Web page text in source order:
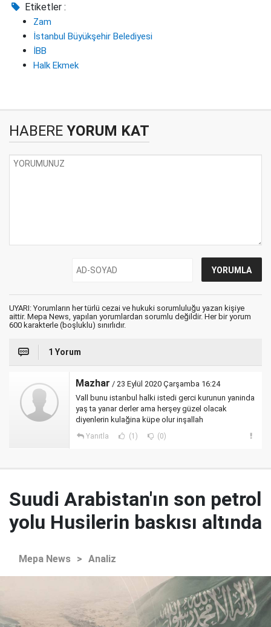
Etiketler :
Zam
İstanbul Büyükşehir Belediyesi
İBB
Halk Ekmek
HABERE YORUM KAT
UYARI: Yorumların her türlü cezai ve hukuki sorumluluğu yazan kişiye
aittir. Mepa News, yapılan yorumlardan sorumlu değildir. Her bir yorum
600 karakterle (boşluklu) sınırlıdır.
1 Yorum
Mazhar / 23 Eylül 2020 Çarşamba 16:24
Vall bunu istanbul halki istedi gerci kurunun yaninda
yaş ta yanar derler ama herşey güzel olacak
diyenlerin kulağina küpe olur inşallah
Yanıtla (1) (0)
Suudi Arabistan'ın son petrol
yolu Husilerin baskısı altında
Mepa News > Analiz